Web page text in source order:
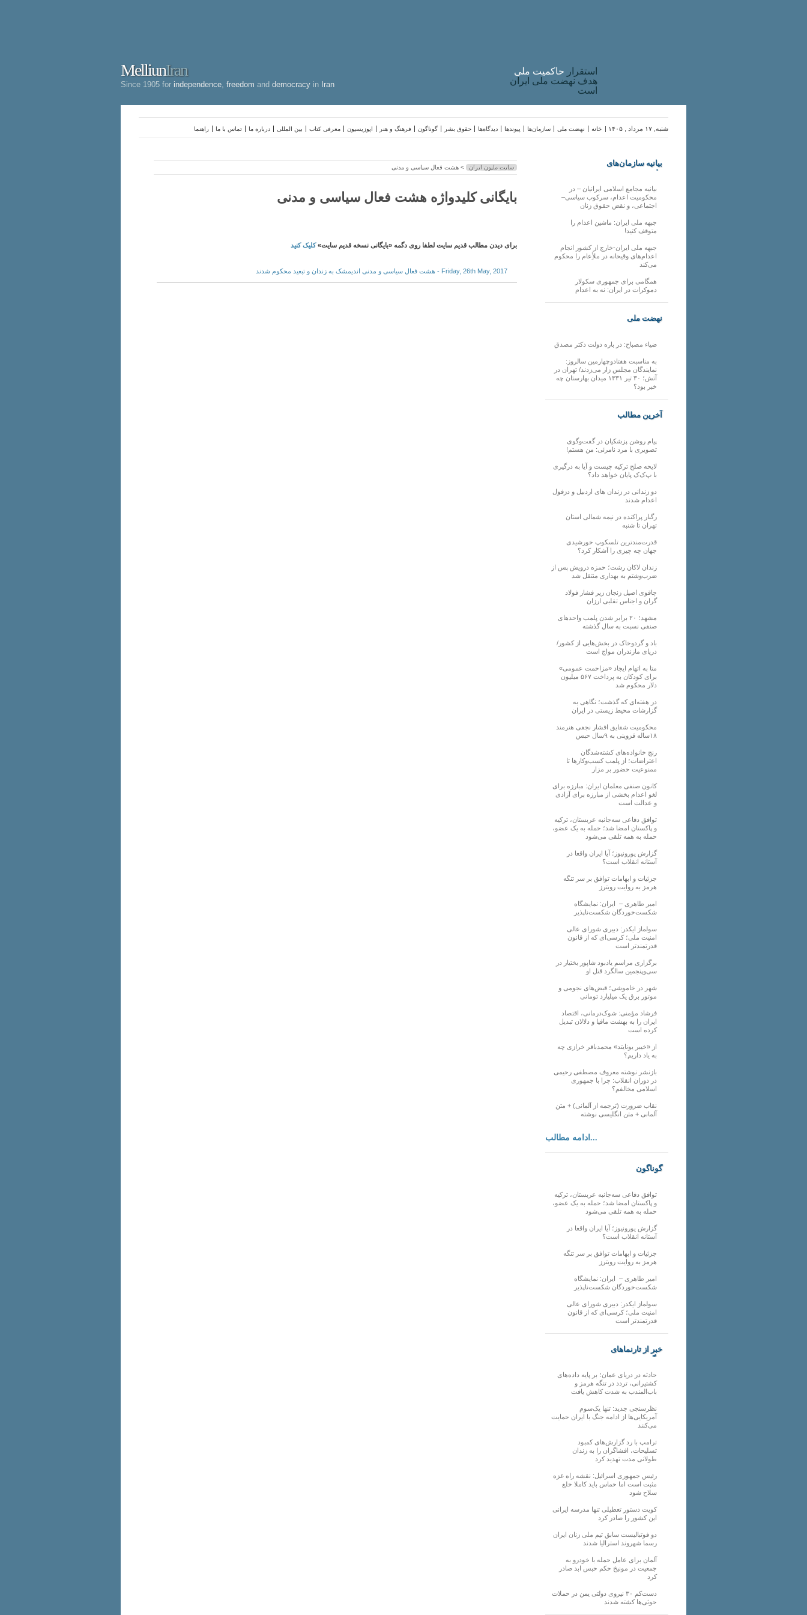
MelliunIran
Since 1905 for independence freedom and democracy in Iran
استقرار حاکميت ملی
هدف نهضت ملی ایران
است
راهنما تماس با ما درباره ما بین المللی معرفی کتاب اپوزیسیون فرهنگ و هنر گوناگون حقوق بشر دیدگاه‌ها پیوندها سازمان‌ها نهضت ملی خانه شنبه, ۱۷ مرداد , ۱۴۰۵ |
سایت ملیون ایران > هشت فعال سیاسی و مدنی
بایگانی کلیدواژه هشت فعال سیاسی و مدنی
برای دیدن مطالب قدیم سایت لطفا روی دگمه «بایگانی نسخه قدیم سایت»کلیک کنید
Friday, 26th May, 2017 - هشت فعال سیاسی و مدنی اندیمشک به زندان و تبعید محکوم شدند
بیانیه سازمان‌های
ملی
بیانیه مجامع اسلامی ایرانیان – در
محکومیت اعدام، سرکوب سیاسی–
اجتماعی، و نقض حقوق زنان
جبهه ملی ایران: ماشین اعدام را
متوقف کنید!
جبهه ملی ایران-خارج از کشور انجام
اعدام‌های وقیحانه در ملأِعام را محکوم
می‌کند
همگامی برای جمهوری سکولار
دموکرات در ایران: نه به اعدام
نهضت ملی
ضیاء مصباح: در باره دولت دکتر مصدق
به مناسبت هفتادوچهارمین سالروز:
نمایندگان مجلس زار می‌زدند/ تهران در
آتش؛ ۳۰ تیر ۱۳۳۱ میدان بهارستان چه
خبر بود؟
آخرین مطالب
پیام روشن پزشکیان در گفت‌و‌گوی
تصویری با مرد نامرئی: من هستم!
لایحه صلح ترکیه چیست و آیا به درگیری
با پ‌ک‌ک پایان خواهد داد؟
دو زندانی در زندان های اردبیل و دزفول
اعدام شدند
رگبار پراکنده در نیمه شمالی استان
تهران تا شنبه
قدرت‌مندترین تلسکوپ خورشیدی
جهان چه چیزی را آشکار کرد؟
زندان لاکان رشت؛ حمزه درویش پس از
ضرب‌وشتم به بهداری منتقل شد
چاقوی اصیل زنجان زیر فشار فولاد
گران و اجناس تقلبی ارزان
مشهد؛ ۲۰ برابر شدن پلمب واحدهای
صنفی نسبت به سال گذشته
باد و گردوخاک در بخش‌هایی از کشور/
دریای مازندران مواج است
متا به اتهام ایجاد «مزاحمت عمومی»
برای کودکان به پرداخت ۵۶۷ میلیون
دلار محکوم شد
در هفته‌ای که گذشت؛ نگاهی به
گزارشات محیط زیستی در ایران
محکومیت شقایق افشار نجفی هنرمند
۱۸ساله قزوینی به ۹سال حبس
رنج خانواده‌های کشته‌شدگان
اعتراضات؛ از پلمب کسب‌وکارها تا
ممنوعیت حضور بر مزار
کانون صنفی معلمان ایران: مبارزه برای
لغو اعدام بخشی از مبارزه برای آزادی
و عدالت است
توافق دفاعی سه‌جانبه عربستان، ترکیه
و پاکستان امضا شد؛ حمله به یک عضو،
حمله به همه تلقی می‌شود
گزارش یورونیوز؛ آیا ایران واقعا در
آستانه انقلاب است؟
جزئیات و ابهامات توافق بر سر تنگه
هرمز به روایت رویترز
امیر طاهری – ایران: نمایشگاه
شکست‌خوردگان شکست‌ناپذیر
سولماز ایکدر: دبیری شورای عالی
امنیت ملی؛ کرسی‌ای که از قانون
قدرتمندتر است
برگزاری مراسم یادبود شاپور بختیار در
سی‌وپنجمین سالگرد قتل او
شهر در خاموشی؛ قبض‌های نجومی و
موتور برق یک میلیارد تومانی
فرشاد مؤمنی: شوک‌درمانی، اقتصاد
ایران را به بهشت مافیا و دلالان تبدیل
کرده است
از «خیبر یونایتد» محمدباقر خرازی چه
به یاد داریم؟
بازنشر نوشته معروف مصطفی رحیمی
در دوران انقلاب: چرا با جمهوری
اسلامی مخالفم؟
نقاب ضرورت (ترجمه از آلمانی) + متن
آلمانی + متن انگلیسی نوشته
ادامه مطالب...
گوناگون
توافق دفاعی سه‌جانبه عربستان، ترکیه
و پاکستان امضا شد؛ حمله به یک عضو،
حمله به همه تلقی می‌شود
گزارش یورونیوز؛ آیا ایران واقعا در
آستانه انقلاب است؟
جزئیات و ابهامات توافق بر سر تنگه
هرمز به روایت رویترز
امیر طاهری – ایران: نمایشگاه
شکست‌خوردگان شکست‌ناپذیر
سولماز ایکدر: دبیری شورای عالی
امنیت ملی؛ کرسی‌ای که از قانون
قدرتمندتر است
خبر از تارنماهای
دیگر
حادثه در دریای عمان؛ بر پایه داده‌های
کشتیرانی، تردد در تنگه هرمز و
باب‌المندب به شدت کاهش یافت
نظرسنجی جدید: تنها یک‌سوم
آمریکایی‌ها از ادامه جنگ با ایران حمایت
می‌کنند
ترامپ با رد گزارش‌های کمبود
تسلیحات، افشاگران را به زندان
طولانی مدت تهدید کرد
رئیس‌ جمهوری اسرائیل: نقشه راه غزه
مثبت است اما حماس باید کاملا خلع
سلاح شود
کویت دستور تعطیلی تنها مدرسه ایرانی
این کشور را صادر کرد
دو فوتبالیست سابق تیم ملی زنان ایران
رسما شهروند استرالیا شدند
آلمان برای عامل حمله با خودرو به
جمعیت در مونیخ حکم حبس ابد صادر
کرد
دست‌کم ۳۰ نیروی دولتی یمن در حملات
حوثی‌ها کشته شدند